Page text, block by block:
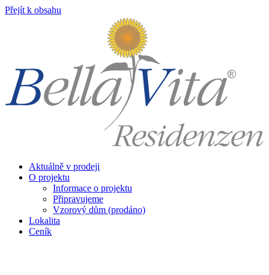
Přejít k obsahu
Aktuálně v prodeji
O projektu
Informace o projektu
Připravujeme
Vzorový dům (prodáno)
Lokalita
Ceník